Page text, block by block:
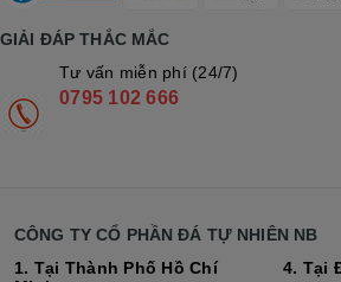
GIẢI ĐÁP THẮC MẮC
Tư vấn miễn phí (24/7)
0795 102 666
CÔNG TY CỔ PHẦN ĐÁ TỰ NHIÊN NB
1. Tại Thành Phố Hồ Chí
4. Tại